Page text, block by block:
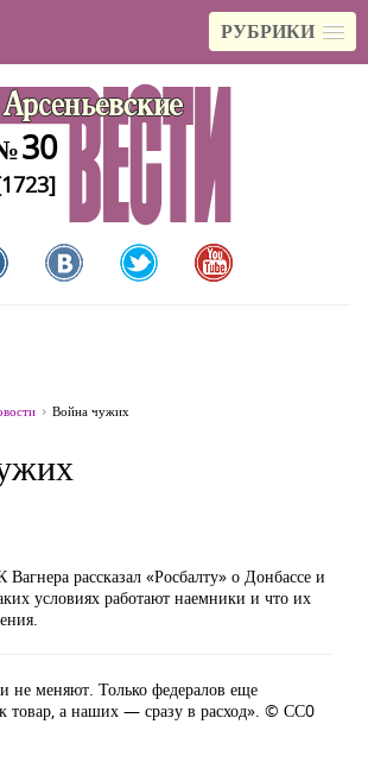
РУБРИКИ
30
Война чужих
рассказал «Росбалту» о Донбассе и
условиях работают наемники и что их
не меняют. Только федералов еще
товар, а наших — сразу в расход». © СС0